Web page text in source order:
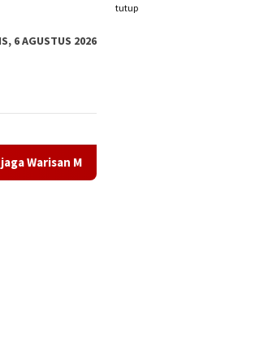
tutup
6 AGUSTUS 2026
dan Meneguhkan Jejak Sejarah